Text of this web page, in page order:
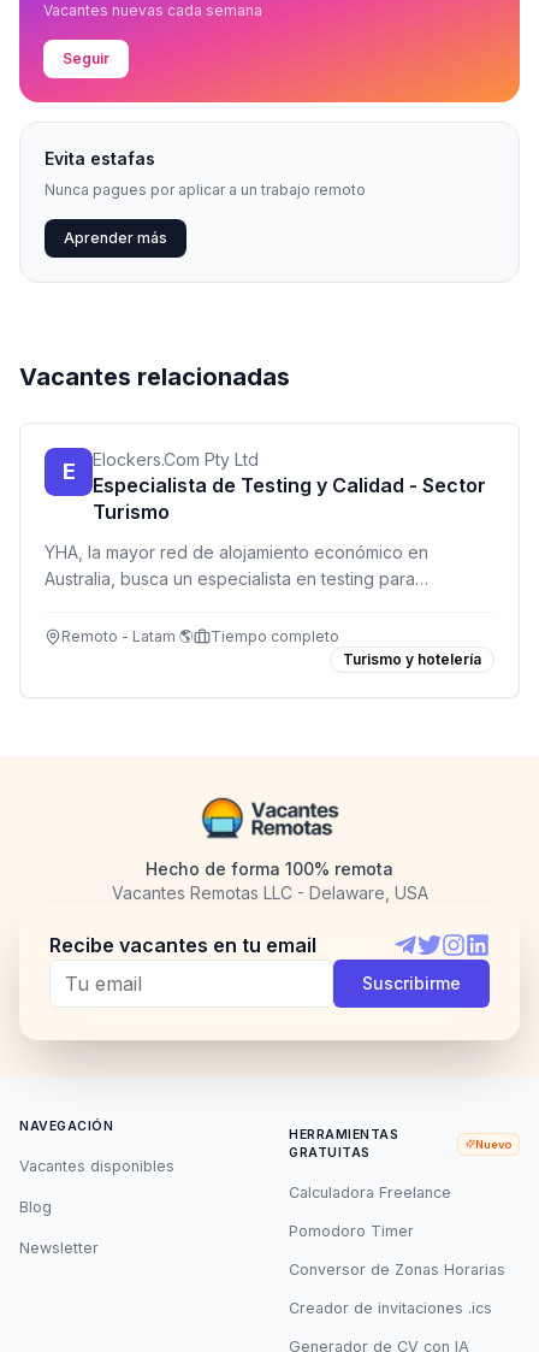
Vacantes nuevas cada semana
Seguir
Evita estafas
Nunca pagues por aplicar a un trabajo remoto
Aprender más
Vacantes relacionadas
E Elockers.Com Pty Ltd
Especialista de Testing y Calidad - Sector
Turismo
YHA, la mayor red de alojamiento económico en
Australia, busca un especialista en testing para
Latinoamérica.
Remoto - Latam 🌎
Tiempo completo
Turismo y hotelería
Hecho de forma 100% remota
Vacantes Remotas LLC - Delaware, USA
Recibe vacantes en tu email
Telegram
TwitterInstagram
Suscribirme
NAVEGACIÓN
Vacantes disponibles
Blog
Newsletter
HERRAMIENTAS
GRATUITAS
Nuevo
Calculadora Freelance
Pomodoro Timer
Conversor de Zonas Horarias
Creador de invitaciones .ics
Generador de CV con IA